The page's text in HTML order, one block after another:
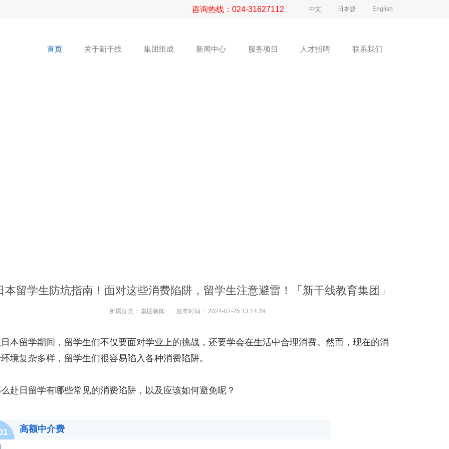
中文 日本語 English
咨询热线： 024-31627112
首页 关于新干线 集团组成 新闻中心 服务项目 人才招聘 联系我们
本留学生防坑指南！面对这些消费陷阱，留学生注意避雷！「新干线教育集团」
所属分类： 集团新闻 发布时间： 2024-07-25 13:14:29
本留学期间，留学生们不仅要面对学业上的挑战，还要学会在生活中合理消费。 然而，现在的消
境复杂多样，留学生们很容易陷入各种消费陷阱。
赴日留学有哪些常见的消费陷阱，以及应该如何避免呢？
高额中介费